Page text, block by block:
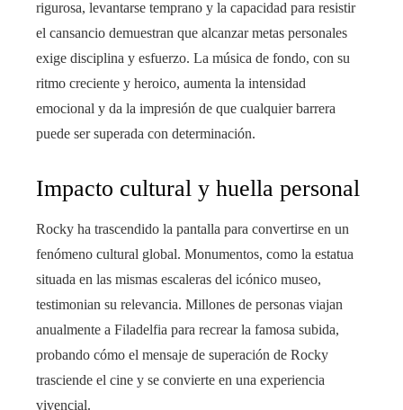
rigurosa, levantarse temprano y la capacidad para resistir
el cansancio demuestran que alcanzar metas personales
exige disciplina y esfuerzo. La música de fondo, con su
ritmo creciente y heroico, aumenta la intensidad
emocional y da la impresión de que cualquier barrera
puede ser superada con determinación.
Impacto cultural y huella personal
Rocky ha trascendido la pantalla para convertirse en un
fenómeno cultural global. Monumentos, como la estatua
situada en las mismas escaleras del icónico museo,
testimonian su relevancia. Millones de personas viajan
anualmente a Filadelfia para recrear la famosa subida,
probando cómo el mensaje de superación de Rocky
trasciende el cine y se convierte en una experiencia
vivencial.